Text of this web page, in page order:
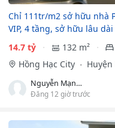
Chỉ 111tr/m2 sở hữu nhà
VIP, 4 tầng, sở hữu lâu dài
14.7 tỷ
132 m²
Hồng Hạc City
Nguyễn Mạnh Tùng
Đăng 12 giờ trước